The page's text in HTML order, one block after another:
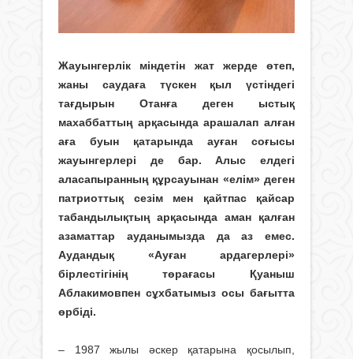
Жауынгерлік міндетін жат жерде өтеп,
жаны саудаға түскен қыл үстіндегі
тағдырын Отанға деген ыстық
махаббаттың арқасында арашалап алған
аға буын қатарында ауған соғысы
жауынгерлері де бар. Алыс елдегі
аласапыран­ның құрсау­ы­­нан «елім» деген
патриот­тық сезім мен қайтпас қайсар
табандылықтың арқасында аман қалған
азаматтар ауданымызда да аз емес.
Аудандық «Ауған ардагерлері»
бірлестігінің төрағасы Қуаныш
Аблакимовпен сұхбатымыз осы бағытта
өрбіді.
– 1987 жылы әскер қатарына қосылып,